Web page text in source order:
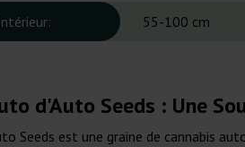
55-100 cm
d'Auto Seeds : Une
Seeds est une graine de cannabis